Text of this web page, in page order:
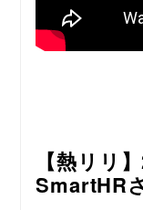
【熱リリ
SmartHR